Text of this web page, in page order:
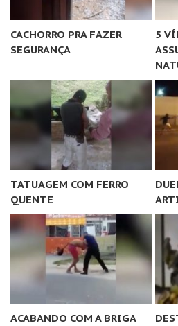
CACHORRO PRA FAZER
SEGURANÇA
5
TATUAGEM COM FERRO
QUENTE
ACABANDO COM A BRIGA